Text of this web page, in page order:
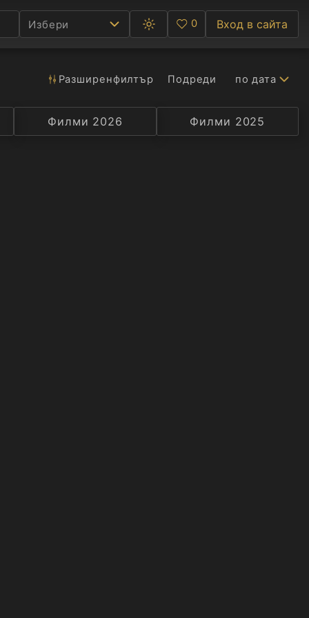
Избери
Превключване
между
светла
Любими
0 Вход в сайта
Разширенфилтър Подреди по дата
Селекция Превод Актьор
Филми 2026 Филми 2025